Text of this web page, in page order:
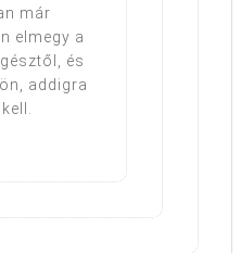
már
elmegy a
és
addigra